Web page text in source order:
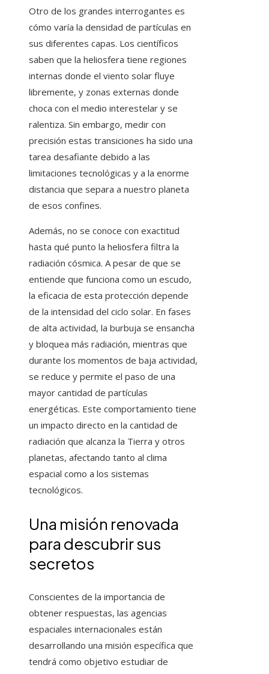
Otro de los grandes interrogantes es
cómo varía la densidad de partículas en
sus diferentes capas. Los científicos
saben que la heliosfera tiene regiones
internas donde el viento solar fluye
libremente, y zonas externas donde
choca con el medio interestelar y se
ralentiza. Sin embargo, medir con
precisión estas transiciones ha sido una
tarea desafiante debido a las
limitaciones tecnológicas y a la enorme
distancia que separa a nuestro planeta
de esos confines.
Además, no se conoce con exactitud
hasta qué punto la heliosfera filtra la
radiación cósmica. A pesar de que se
entiende que funciona como un escudo,
la eficacia de esta protección depende
de la intensidad del ciclo solar. En fases
de alta actividad, la burbuja se ensancha
y bloquea más radiación, mientras que
durante los momentos de baja actividad,
se reduce y permite el paso de una
mayor cantidad de partículas
energéticas. Este comportamiento tiene
un impacto directo en la cantidad de
radiación que alcanza la Tierra y otros
planetas, afectando tanto al clima
espacial como a los sistemas
tecnológicos.
Una misión renovada
para descubrir sus
secretos
Conscientes de la importancia de
obtener respuestas, las agencias
espaciales internacionales están
desarrollando una misión específica que
tendrá como objetivo estudiar de